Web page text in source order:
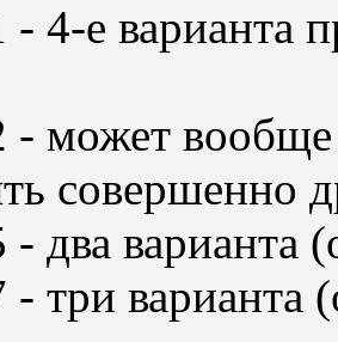
4-е варианта
может вообще
совершенно
два варианта
три варианта